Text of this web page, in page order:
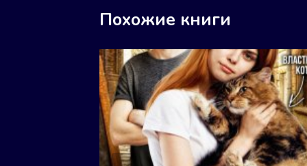
Похожие книги